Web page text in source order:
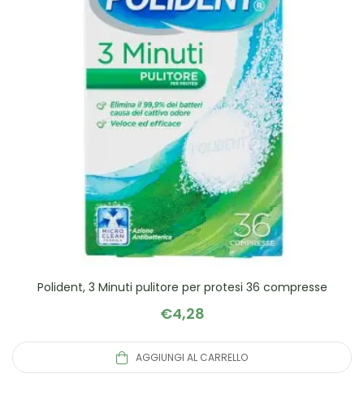
Polident, 3 Minuti pulitore per protesi 36 compresse
€4,28
AGGIUNGI AL CARRELLO